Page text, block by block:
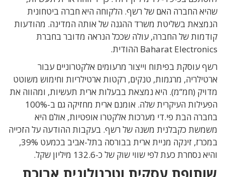
שהיא החברה האם של רשף. הלקוחה היא חברה ביטחונית
הנמצאת בשליטת משרד ההגנה של אותה המדינה. מהודעות
קודמות של החברה, עולה שככל הנראה מדובר בחברת
Baharat Electronics ההודית.
רשף עוסקת בפיתוח וייצור מרעומים אלקטרוניים עבור
ארטילריה, מרגמות, טנקים, רקטות ארטילריות וחימוש משוטט
מדויק (חמ”מ). היא נמצאת בבעלות ארית תעשיות, ומהווה את
הפעילות העיקרית שלה. אומנם ארית מחזיקה גם ב-100%
בחברה הבת פי.די מערכות אלקטרו אופטיות, אולם היא
משמשת כקבלנית משנה של רשף. בעקבות ההודעה על הזכייה
במכרז, זינקה מניית ארית בבורסה בתל-אביב בכמעט 39%,
והיא נסחרת כעת לפי שווי שוק של כ-132.6 מיליון שקל.